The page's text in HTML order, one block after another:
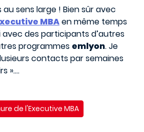
sens large ! Bien sûr avec
MBAen même temps
avec des participants d’autres
programmes emlyon. Je
contacts par semaines
»….
de l'Executive MBA